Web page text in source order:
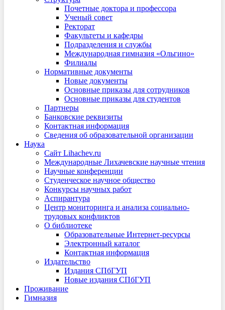
Почетные доктора и профессора
Ученый совет
Ректорат
Факультеты и кафедры
Подразделения и службы
Международная гимназия «Ольгино»
Филиалы
Нормативные документы
Новые документы
Основные приказы для сотрудников
Основные приказы для студентов
Партнеры
Банковские реквизиты
Контактная информация
Сведения об образовательной организации
Наука
Сайт Lihachev.ru
Международные Лихачевские научные чтения
Научные конференции
Студенческое научное общество
Конкурсы научных работ
Аспирантура
Центр мониторинга и анализа социально-
трудовых конфликтов
О библиотеке
Образовательные Интернет-ресурсы
Электронный каталог
Контактная информация
Издательство
Издания СПбГУП
Новые издания СПбГУП
Проживание
Гимназия